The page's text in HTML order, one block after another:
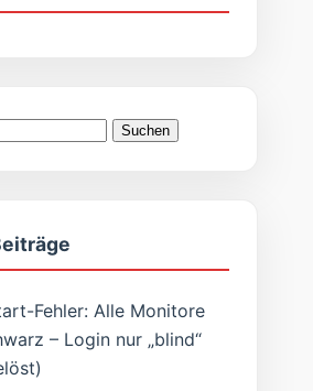
Fehler: Alle Monitore
– Login nur „blind“